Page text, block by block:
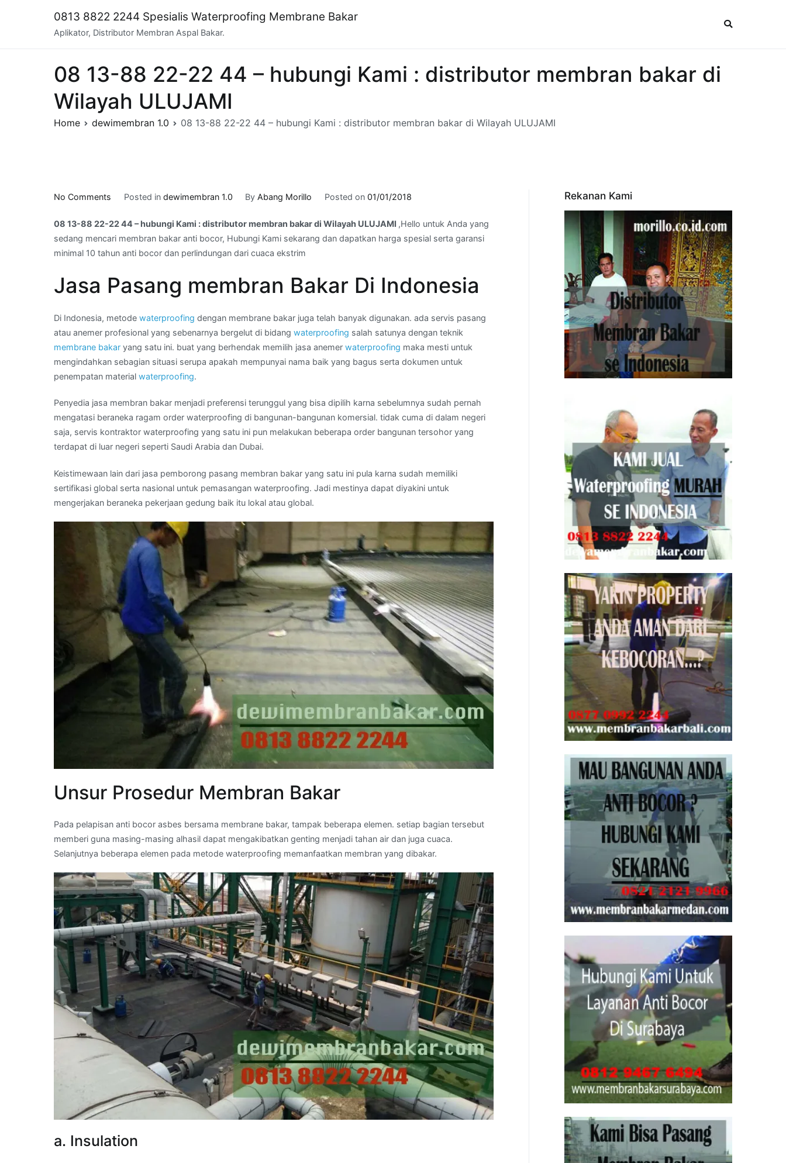
0813 8822 2244 Spesialis Waterproofing Membrane Bakar
Aplikator, Distributor Membran Aspal Bakar.
08 13-88 22-22 44 – hubungi Kami : distributor membran bakar di
Wilayah ULUJAMI
Home dewimembran 1.0 08 13-88 22-22 44 – hubungi Kami : distributor membran bakar di Wilayah ULUJAMI
No Comments
13-
88
22-
44
hubungi
Kami
distributor
membran
di
Wilayah
ULUJAMI
Posted in dewimembran 1.0 ByAbang Morillo Posted on 01/01/2018
08 13-88 22-22 44 – hubungi Kami : distributor membran bakar di Wilayah ULUJAMI ,Hello untuk Anda yang
sedang mencari membran bakar anti bocor, Hubungi Kami sekarang dan dapatkan harga spesial serta garansi
minimal 10 tahun anti bocor dan perlindungan dari cuaca ekstrim
Jasa Pasang membran Bakar Di Indonesia
Di Indonesia, metode waterproofing dengan membrane bakar juga telah banyak digunakan. ada servis pasang
atau anemer profesional yang sebenarnya bergelut di bidang waterproofing salah satunya dengan teknik
membrane bakar yang satu ini. buat yang berhendak memilih jasa anemer waterproofing maka mesti untuk
mengindahkan sebagian situasi serupa apakah mempunyai nama baik yang bagus serta dokumen untuk
penempatan material waterproofing.
Penyedia jasa membran bakar menjadi preferensi terunggul yang bisa dipilih karna sebelumnya sudah pernah
mengatasi beraneka ragam order waterproofing di bangunan-bangunan komersial. tidak cuma di dalam negeri
saja, servis kontraktor waterproofing yang satu ini pun melakukan beberapa order bangunan tersohor yang
terdapat di luar negeri seperti Saudi Arabia dan Dubai.
Keistimewaan lain dari jasa pemborong pasang membran bakar yang satu ini pula karna sudah memiliki
sertifikasi global serta nasional untuk pemasangan waterproofing. Jadi mestinya dapat diyakini untuk
mengerjakan beraneka pekerjaan gedung baik itu lokal atau global.
Unsur Prosedur Membran Bakar
Pada pelapisan anti bocor asbes bersama membrane bakar, tampak beberapa elemen. setiap bagian tersebut
memberi guna masing-masing alhasil dapat mengakibatkan genting menjadi tahan air dan juga cuaca.
Selanjutnya beberapa elemen pada metode waterproofing memanfaatkan membran yang dibakar.
a. Insulation
Rekanan Kami